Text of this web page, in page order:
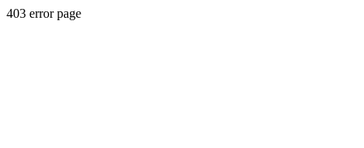
403 error page